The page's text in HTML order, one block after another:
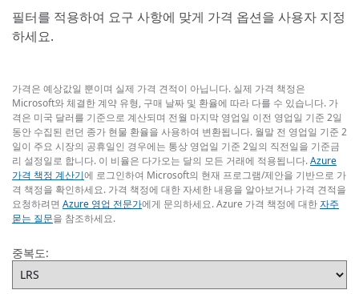
필터를 적용하여 요구 사항에 맞게 가격 옵션을 사용자 지정
하세요.
가격은 예상값일 뿐이며 실제 가격 견적이 아닙니다. 실제 가격 책정은
Microsoft와 체결한 계약 유형, 구매 날짜 및 환율에 따라 다를 수 있습니다. 가
격은 미국 달러를 기준으로 계산되며 전월 마지막 영업일 이전 영업일 기준 2일
동안 수집된 런던 종가 현물 환율을 사용하여 변환됩니다. 월말 전 영업일 기준 2
일이 주요 시장의 공휴일인 경우에는 통상 영업일 기준 2일의 직전일을 기준금
리 설정일로 합니다. 이 비율은 다가오는 달의 모든 거래에 적용됩니다.Azure
가격 책정 계산기에 로그인하여 Microsoft의 현재 프로그램/제안을 기반으로 가
격 책정을 확인하세요. 가격 책정에 대한 자세한 내용을 알아보거나 가격 견적을
요청하려면 Azure 영업 전문가에게 문의하세요. Azure 가격 책정에 대한자주
묻는 질문을 참조하세요.
중복도: